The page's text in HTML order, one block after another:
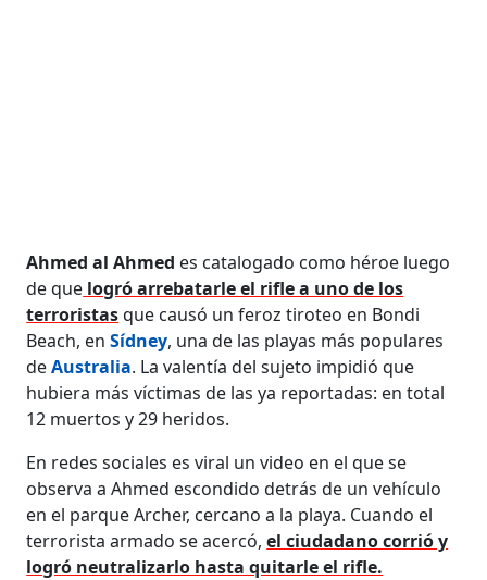
Ahmed al Ahmed es catalogado como héroe luego
de que logró arrebatarle el rifle a uno de los
terroristasque causó un feroz tiroteo en Bondi
Beach, en Sídney, una de las playas más populares
deAustralia. La valentía del sujeto impidió que
hubiera más víctimas de las ya reportadas: en total
12 muertos y 29 heridos.
En redes sociales es viral un video en el que se
observa a Ahmed escondido detrás de un vehículo
en el parque Archer, cercano a la playa. Cuando el
terrorista armado se acercó,el ciudadano corrió y
logró neutralizarlo hasta quitarle el rifle.